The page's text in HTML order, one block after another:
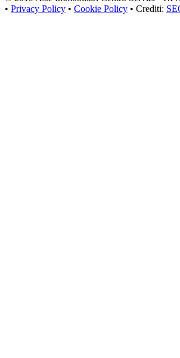
• Privacy Policy • Cookie Policy • Crediti: